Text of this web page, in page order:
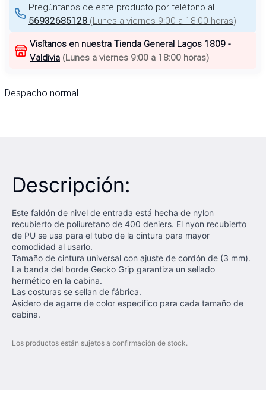
Pregúntanos de este producto por teléfono al
56932685128 (Lunes a viernes 9:00 a 18:00 horas)
Visítanos en nuestra Tienda General Lagos 1809 -
Valdivia (Lunes a viernes 9:00 a 18:00 horas)
Despacho normal
Descripción:
Este faldón de nivel de entrada está hecha de nylon
recubierto de poliuretano de 400 deniers. El nyon recubierto
de PU se usa para el tubo de la cintura para mayor
comodidad al usarlo.
Tamaño de cintura universal con ajuste de cordón de (3 mm).
La banda del borde Gecko Grip garantiza un sellado
hermético en la cabina.
Las costuras se sellan de fábrica.
Asidero de agarre de color específico para cada tamaño de
cabina.
Los productos están sujetos a confirmación de stock.